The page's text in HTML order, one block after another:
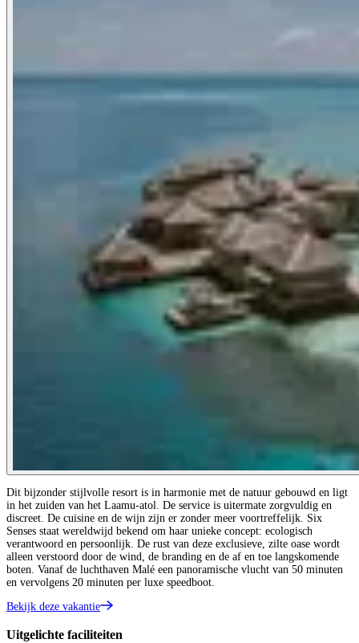
Dit bijzonder stijlvolle resort is in harmonie met de natuur gebouwd en ligt
in het zuiden van het Laamu-atol. De service is uitermate zorgvuldig en
discreet. De cuisine en de wijn zijn er zonder meer voortreffelijk. Six
Senses staat wereldwijd bekend om haar unieke concept: ecologisch
verantwoord en persoonlijk. De rust van deze exclusieve, zilte oase wordt
alleen verstoord door de wind, de branding en de af en toe langskomende
boten. Vanaf de luchthaven Malé een panoramische vlucht van 50 minuten
en vervolgens 20 minuten per luxe speedboot.
Bekijk deze vakantie
Uitgelichte faciliteiten